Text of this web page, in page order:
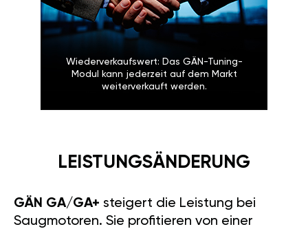
Wiederverkaufswert: Das GÄN-Tuning-
Modul kann jederzeit auf dem Markt
weiterverkauft werden.
LEISTUNGSÄNDERUNG
GÄN GA/GA+ steigert die Leistung bei
Saugmotoren. Sie profitieren von einer